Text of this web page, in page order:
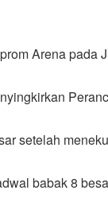
Arena
setelah
babak 8